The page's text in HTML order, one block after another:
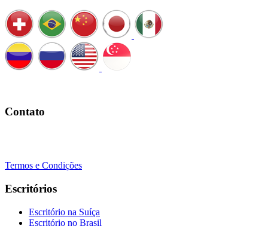
Contato
Termos e Condições
Escritórios
Escritório na Suíça
Escritório no Brasil